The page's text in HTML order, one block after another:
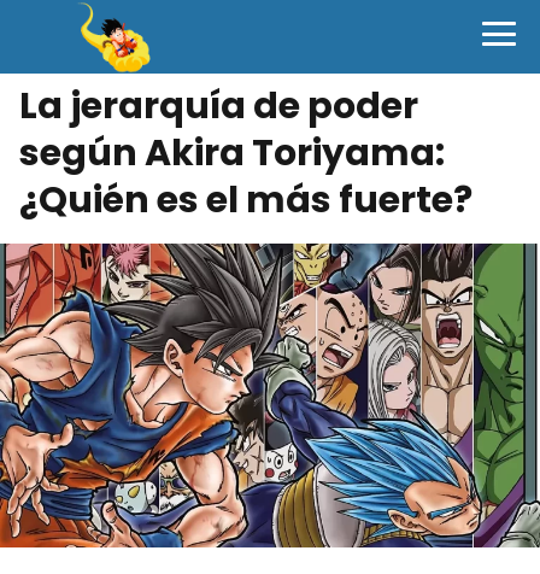
La jerarquía de poder
según Akira Toriyama:
¿Quién es el más fuerte?